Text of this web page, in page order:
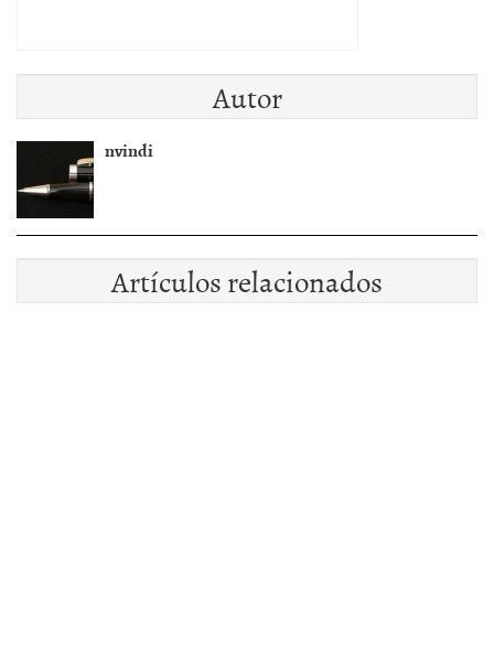
Autor
nvindi
Artículos relacionados